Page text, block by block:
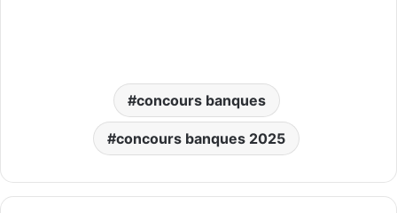
concours banques
concours banques 2025